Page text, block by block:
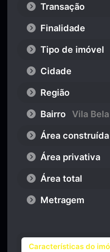
Transação
Finalidade
Tipo de imóvel
Cidade
Região
Bairro Vila
Área construída
Área privativa
Área total
Metragem
Características do